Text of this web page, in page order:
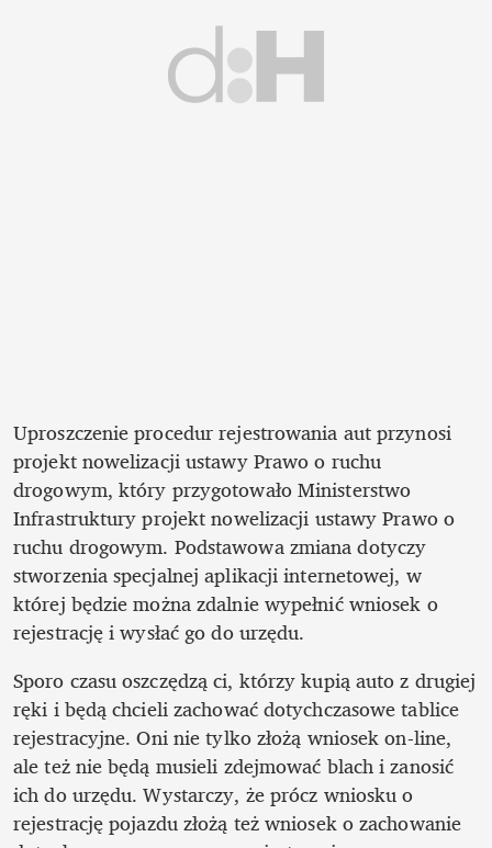
Uproszczenie procedur rejestrowania aut przynosi
projekt nowelizacji ustawy Prawo o ruchu
drogowym, który przygotowało Ministerstwo
Infrastruktury projekt nowelizacji ustawy Prawo o
ruchu drogowym. Podstawowa zmiana dotyczy
stworzenia specjalnej aplikacji internetowej, w
której będzie można zdalnie wypełnić wniosek o
rejestrację i wysłać go do urzędu.
Sporo czasu oszczędzą ci, którzy kupią auto z drugiej
ręki i będą chcieli zachować dotychczasowe tablice
rejestracyjne. Oni nie tylko złożą wniosek on-line,
ale też nie będą musieli zdejmować blach i zanosić
ich do urzędu. Wystarczy, że prócz wniosku o
rejestrację pojazdu złożą też wniosek o zachowanie